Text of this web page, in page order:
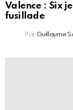
Valence : Six
fusillade
Par Guillaume